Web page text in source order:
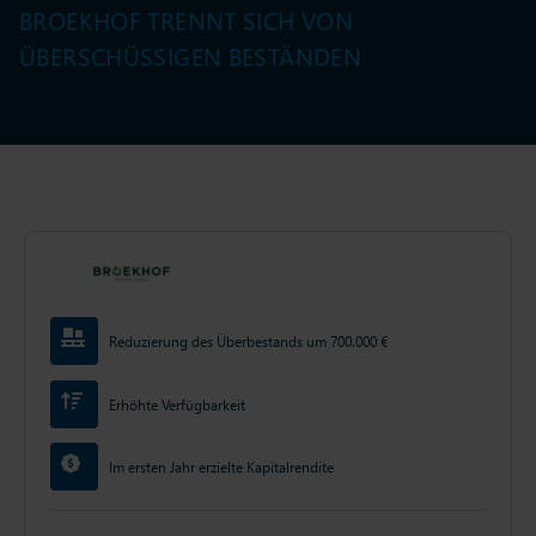
BROEKHOF TRENNT SICH VON
ÜBERSCHÜSSIGEN BESTÄNDEN
Reduzierung des Überbestands um 700.000 €
Erhöhte Verfügbarkeit
Im ersten Jahr erzielte Kapitalrendite